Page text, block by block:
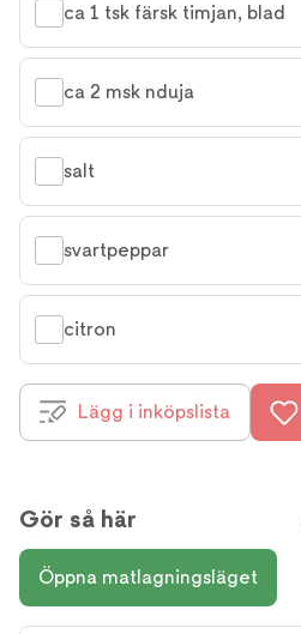
ca 1 tsk färsk timjan, blad
ca 2 msk nduja
salt
svartpeppar
citron
Lägg i inköpslista
Gör så här
Öppna matlagningsläget